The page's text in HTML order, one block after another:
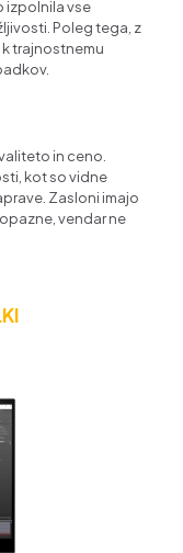
izpolnila vse
Poleg tega, z
trajnostnemu
in ceno.
kot so vidne
Zasloni imajo
vendar ne